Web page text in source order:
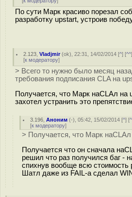
По сути Марк красиво порезал
разработку upstart, устроив
2.123 ,Vladjmir(ok), 22:31, 14/02/2014 [^] [^^
[к модератору]
> Всего то нужно было месяц
требования подписания CLA на
Получается, что Марк наCLAл на
захотел устранить это
3.196 ,Аноним (-), 05:42, 15/02/2014 [^] [
[к модератору]
> Получается, что Марк
Получается что он сначала
решил что раз получился баг -
спихнув вообще всю стоимость
Шатл даже из FAIL-а сделал